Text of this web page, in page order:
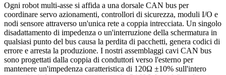
Ogni robot multi-asse si affida a una dorsale CAN bus per
coordinare servo azionamenti, controllori di sicurezza, moduli I/O e
nodi sensore attraverso un'unica rete a coppia intrecciata. Un singolo
disadattamento di impedenza o un'interruzione della schermatura in
qualsiasi punto del bus causa la perdita di pacchetti, genera codici di
errore e arresta la produzione. I nostri assemblaggi cavi CAN bus
sono progettati dalla coppia di conduttori verso l'esterno per
mantenere un'impedenza caratteristica di 120Ω ±10% sull'intero